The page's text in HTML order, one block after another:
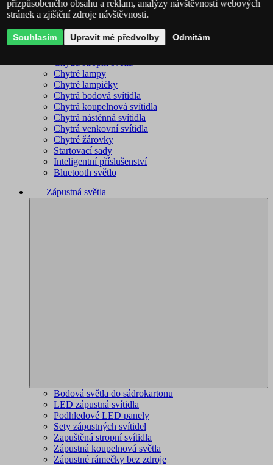
Philips Hue – kompletní sortiment
Immax NEO - kompletní sortiment
WiZ – kompletní sortiment
Chytrá stropní světla
Chytré lampy
Chytré lampičky
Chytrá bodová svítidla
Chytrá koupelnová svítidla
Chytrá nástěnná svítidla
Chytrá venkovní svítidla
Chytré žárovky
Startovací sady
Inteligentní příslušenství
Bluetooth světlo
Zápustná světla
Bodová světla do sádrokartonu
LED zápustná svítidla
Podhledové LED panely
Sety zápustných svítidel
Zapuštěná stropní svítidla
Zápustná koupelnová světla
Zápustné rámečky bez zdroje
přizpůsobeného obsahu a reklam, analýzy návštěvnosti webových
stránek a zjištění zdroje návštěvnosti.
Souhlasím Upravit mé předvolby Odmítám